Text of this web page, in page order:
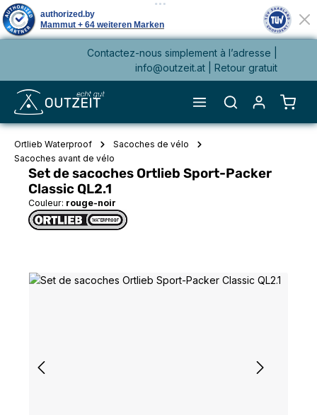
Contactez-nous simplement à l’adresse |
info@outzeit.at
| Retour gratuit
Le
Ortlieb Waterproof
Sacoches de vélo
Sacoches avant de vélo
Set de sacoches Ortlieb Sport-Packer
Classic QL2.1
Couleur: rouge-noir
Ignorer la galerie d'images